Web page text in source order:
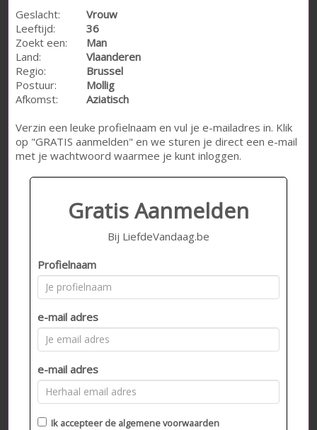
Geslacht:
Vrouw
Leeftijd:
36
Zoekt een:
Man
Land:
Vlaanderen
Regio:
Brussel
Postuur:
Mollig
Afkomst:
Aziatisch
Verzin een leuke profielnaam en vul je e-mailadres in. Klik
op "GRATIS aanmelden" en we sturen je direct een e-mail
met je wachtwoord waarmee je kunt inloggen.
Gratis Aanmelden
Bij LiefdeVandaag.be
Profielnaam
e-mail adres
e-mail adres
Ik accepteer de algemene voorwaarden